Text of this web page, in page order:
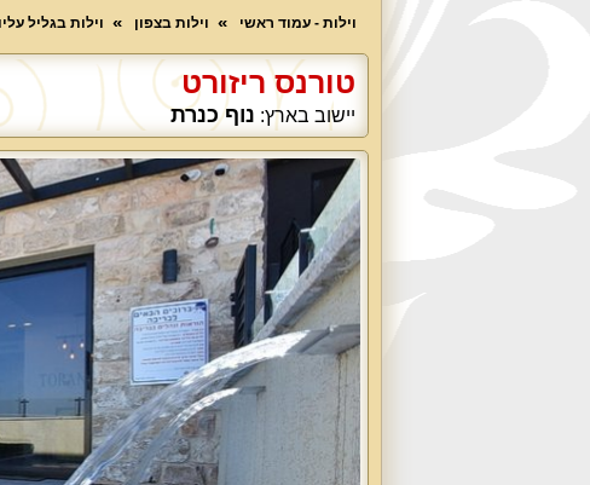
וילות - עמוד ראשי
וילות בצפון וילות בגליל
טורנס ריזורט
יישוב בארץ: נוף כנרת